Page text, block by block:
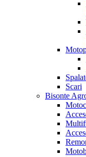
Scari
Bisonte